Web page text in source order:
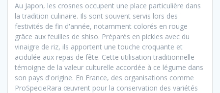
Au Japon, les crosnes occupent une place particulière dans
la tradition culinaire. Ils sont souvent servis lors des
festivités de fin d'année, notamment colorés en rouge
grâce aux feuilles de shiso. Préparés en pickles avec du
vinaigre de riz, ils apportent une touche croquante et
acidulée aux repas de fête. Cette utilisation traditionnelle
témoigne de la valeur culturelle accordée à ce légume dans
son pays d'origine. En France, des organisations comme
ProSpecieRara œuvrent pour la conservation des variétés